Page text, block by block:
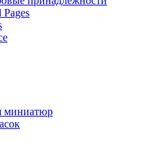
Pages
миниатюр